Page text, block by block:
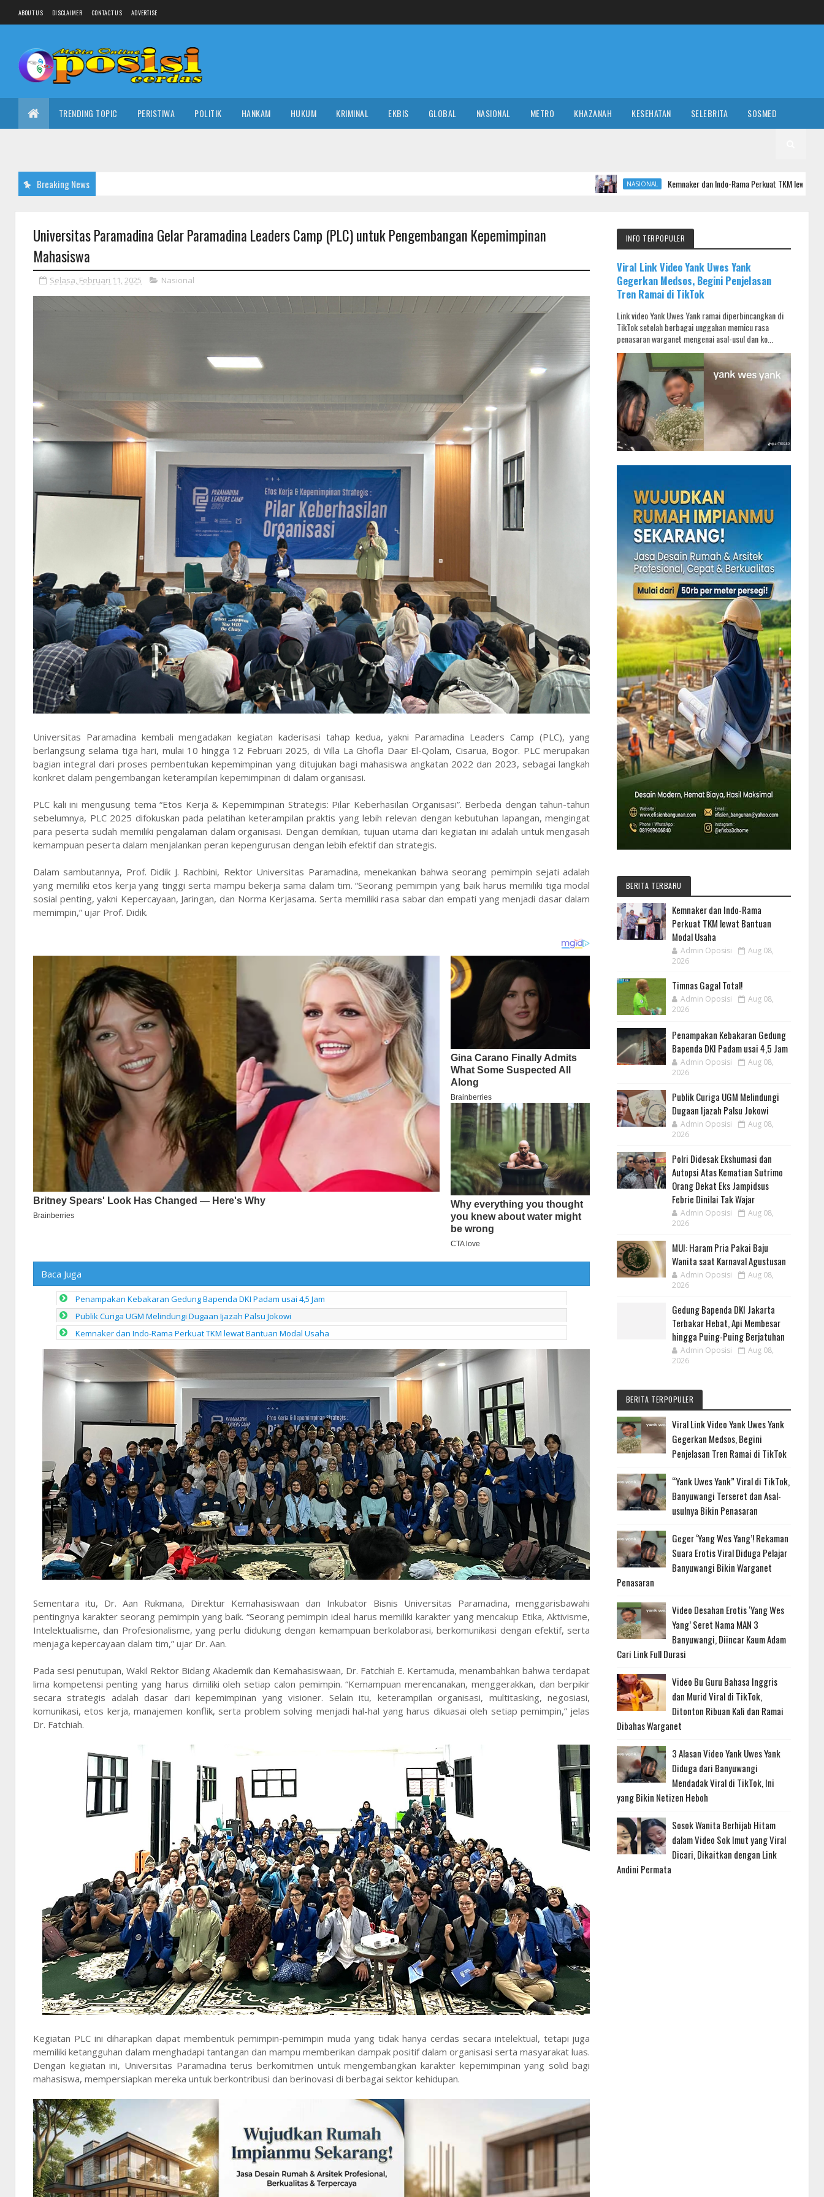
ABOUT US DISCLAIMER CONTACT US ADVERTISE
TRENDING TOPIC PERISTIWA POLITIK HANKAM HUKUM KRIMINAL EKBIS GLOBAL NASIONAL METRO KHAZANAH KESEHATAN SELEBRITA SOSMED
Breaking News NASIONAL Kemnaker dan Indo-Rama Perkuat TKM lewat Bantuan Modal
Universitas Paramadina Gelar Paramadina Leaders Camp (PLC) untuk Pengembangan Kepemimpinan
Mahasiswa
Selasa, Februari 11, 2025 Nasional
Universitas Paramadina kembali mengadakan kegiatan kaderisasi tahap kedua, yakni Paramadina Leaders Camp (PLC), yang
berlangsung selama tiga hari, mulai 10 hingga 12 Februari 2025, di Villa La Ghofla Daar El-Qolam, Cisarua, Bogor. PLC merupakan
bagian integral dari proses pembentukan kepemimpinan yang ditujukan bagi mahasiswa angkatan 2022 dan 2023, sebagai langkah
konkret dalam pengembangan keterampilan kepemimpinan di dalam organisasi.
PLC kali ini mengusung tema “Etos Kerja & Kepemimpinan Strategis: Pilar Keberhasilan Organisasi”. Berbeda dengan tahun-tahun
sebelumnya, PLC 2025 difokuskan pada pelatihan keterampilan praktis yang lebih relevan dengan kebutuhan lapangan, mengingat
para peserta sudah memiliki pengalaman dalam organisasi. Dengan demikian, tujuan utama dari kegiatan ini adalah untuk mengasah
kemampuan peserta dalam menjalankan peran kepengurusan dengan lebih efektif dan strategis.
Dalam sambutannya, Prof. Didik J. Rachbini, Rektor Universitas Paramadina, menekankan bahwa seorang pemimpin sejati adalah
yang memiliki etos kerja yang tinggi serta mampu bekerja sama dalam tim. “Seorang pemimpin yang baik harus memiliki tiga modal
sosial penting, yakni Kepercayaan, Jaringan, dan Norma Kerjasama. Serta memiliki rasa sabar dan empati yang menjadi dasar dalam
memimpin,” ujar Prof. Didik.
Baca Juga
Penampakan Kebakaran Gedung Bapenda DKI Padam usai 4,5 Jam
Publik Curiga UGM Melindungi Dugaan Ijazah Palsu Jokowi
Kemnaker dan Indo-Rama Perkuat TKM lewat Bantuan Modal Usaha
Sementara itu, Dr. Aan Rukmana, Direktur Kemahasiswaan dan Inkubator Bisnis Universitas Paramadina, menggarisbawahi
pentingnya karakter seorang pemimpin yang baik. “Seorang pemimpin ideal harus memiliki karakter yang mencakup Etika, Aktivisme,
Intelektualisme, dan Profesionalisme, yang perlu didukung dengan kemampuan berkolaborasi, berkomunikasi dengan efektif, serta
menjaga kepercayaan dalam tim,” ujar Dr. Aan.
Pada sesi penutupan, Wakil Rektor Bidang Akademik dan Kemahasiswaan, Dr. Fatchiah E. Kertamuda, menambahkan bahwa terdapat
lima kompetensi penting yang harus dimiliki oleh setiap calon pemimpin. “Kemampuan merencanakan, menggerakkan, dan berpikir
secara strategis adalah dasar dari kepemimpinan yang visioner. Selain itu, keterampilan organisasi, multitasking, negosiasi,
komunikasi, etos kerja, manajemen konflik, serta problem solving menjadi hal-hal yang harus dikuasai oleh setiap pemimpin,” jelas
Dr. Fatchiah.
Kegiatan PLC ini diharapkan dapat membentuk pemimpin-pemimpin muda yang tidak hanya cerdas secara intelektual, tetapi juga
memiliki ketangguhan dalam menghadapi tantangan dan mampu memberikan dampak positif dalam organisasi serta masyarakat luas.
Dengan kegiatan ini, Universitas Paramadina terus berkomitmen untuk mengembangkan karakter kepemimpinan yang solid bagi
mahasiswa, mempersiapkan mereka untuk berkontribusi dan berinovasi di berbagai sektor kehidupan.
INFO TERPOPULER
Viral Link Video Yank Uwes Yank
Gegerkan Medsos, Begini Penjelasan
Tren Ramai di TikTok
Link video Yank Uwes Yank ramai diperbincangkan di
TikTok setelah berbagai unggahan memicu rasa
penasaran warganet mengenai asal-usul dan ko...
BERITA TERBARU
Kemnaker dan Indo-Rama
Perkuat TKM lewat Bantuan
Modal Usaha
Admin Oposisi
Aug 08,
2026
Timnas Gagal Total!
Admin Oposisi
Aug 08,
2026
Penampakan Kebakaran Gedung
Bapenda DKI Padam usai 4,5 Jam
Admin Oposisi
Aug 08,
2026
Publik Curiga UGM Melindungi
Dugaan Ijazah Palsu Jokowi
Admin Oposisi
Aug 08,
2026
Polri Didesak Ekshumasi dan
Autopsi Atas Kematian Sutrimo
Orang Dekat Eks Jampidsus
Febrie Dinilai Tak Wajar
Admin Oposisi
Aug 08,
2026
MUI: Haram Pria Pakai Baju
Wanita saat Karnaval Agustusan
Admin Oposisi
Aug 08,
2026
Gedung Bapenda DKI Jakarta
Terbakar Hebat, Api Membesar
hingga Puing-Puing Berjatuhan
Admin Oposisi
Aug 08,
2026
BERITA TERPOPULER
Viral Link Video Yank Uwes Yank
Gegerkan Medsos, Begini
Penjelasan Tren Ramai di TikTok
“Yank Uwes Yank” Viral di TikTok,
Banyuwangi Terseret dan Asal-
usulnya Bikin Penasaran
Geger ‘Yang Wes Yang’! Rekaman
Suara Erotis Viral Diduga Pelajar
Banyuwangi Bikin Warganet
Penasaran
Video Desahan Erotis ‘Yang Wes
Yang’ Seret Nama MAN 3
Banyuwangi, Diincar Kaum Adam
Cari Link Full Durasi
Video Bu Guru Bahasa Inggris
dan Murid Viral di TikTok,
Ditonton Ribuan Kali dan Ramai
Dibahas Warganet
3 Alasan Video Yank Uwes Yank
Diduga dari Banyuwangi
Mendadak Viral di TikTok, Ini
yang Bikin Netizen Heboh
Sosok Wanita Berhijab Hitam
dalam Video Sok Imut yang Viral
Dicari, Dikaitkan dengan Link
Andini Permata